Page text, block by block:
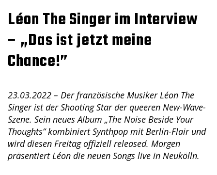
Léon The Singer im Interview
– „Das ist jetzt meine
Chance!”
23.03.2022 – Der französische Musiker Léon The
Singer ist der Shooting Star der queeren New-Wave-
Szene. Sein neues Album „The Noise Beside Your
Thoughts“ kombiniert Synthpop mit Berlin-Flair und
wird diesen Freitag offiziell released. Morgen
präsentiert Léon die neuen Songs live in Neukölln.